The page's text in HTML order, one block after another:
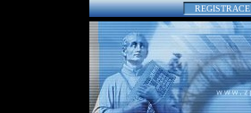
REGISTRACE